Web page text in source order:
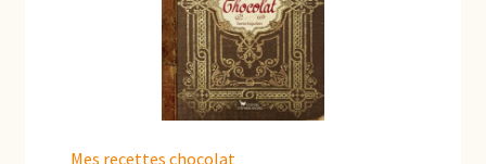
Mes recettes chocolat